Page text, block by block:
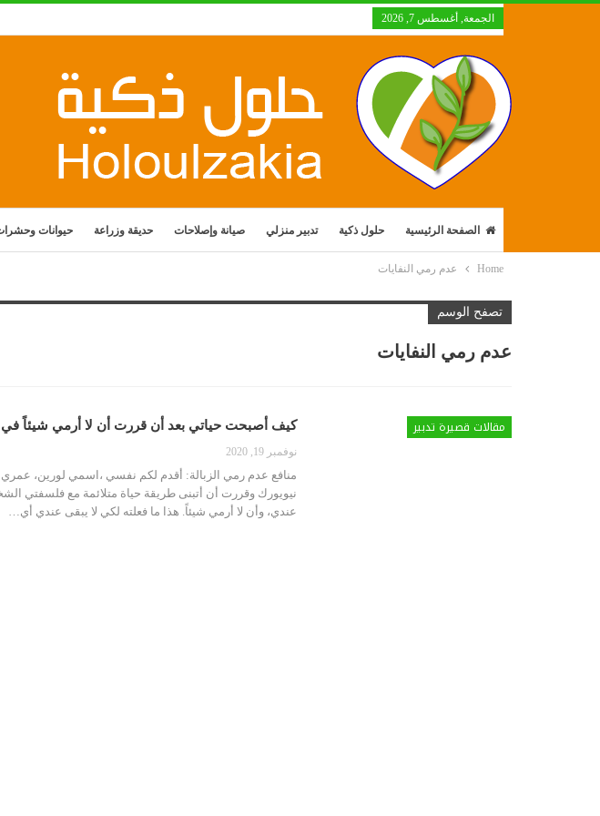
الجمعة, أغسطس 7, 2026
الصفحة الرئيسية حلول ذكية تدبير منزلي صيانة وإصلاحات حديقة وزراعة حيوانات
Home عدم رمي النفايات
تصفح الوسم
عدم رمي النفايات
مقالات قصيرة تدبير كيف أصبحت حياتي بعد أن قررت أن لا أرمي شيئاً في
نوفمبر 19, 2020
نيويورك وقررت أن أتبنى طريقة حياة متلائمة مع فلسفتي
عندي، وأن لا أرمي شيئاً. هذا ما فعلته لكي لا يبقى عندي أي…